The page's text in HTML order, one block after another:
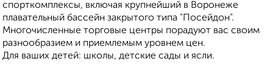
спорткомплексы, включая крупнейший в Воронеже
плавательный бассейн закрытого типа "Посейдон".
Многочисленные торговые центры порадуют вас своим
разнообразием и приемлемым уровнем цен.
Для ваших детей: школы, детские сады и ясли.